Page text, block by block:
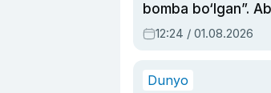
bomba bo‘lgan”.
Oripovni siyosiy
ayblovlardan asrab
12:24 / 01.08.2026
Dunyo